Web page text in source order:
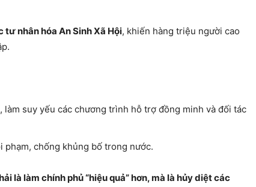
tư nhân hóa An Sinh Xã Hội, khiến hàng triệu người cao
, làm suy yếu các chương trình hỗ trợ đồng minh và đối tác
phạm, chống khủng bố trong nước.
là làm chính phủ “hiệu quả” hơn, mà là hủy diệt các